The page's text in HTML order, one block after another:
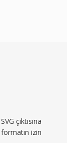
çıktısına
izin